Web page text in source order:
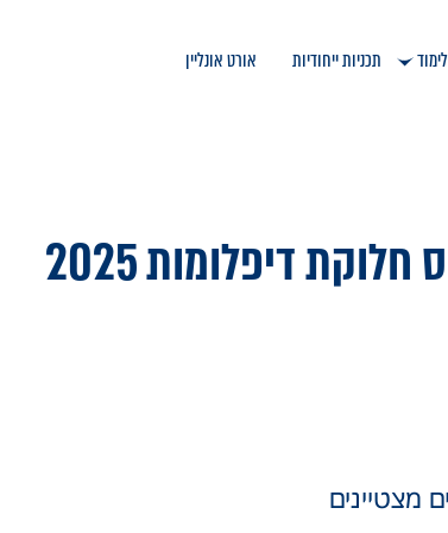
תכניות ייחודיות אורט אונליין
דיפלומות 2025
מצטיינים